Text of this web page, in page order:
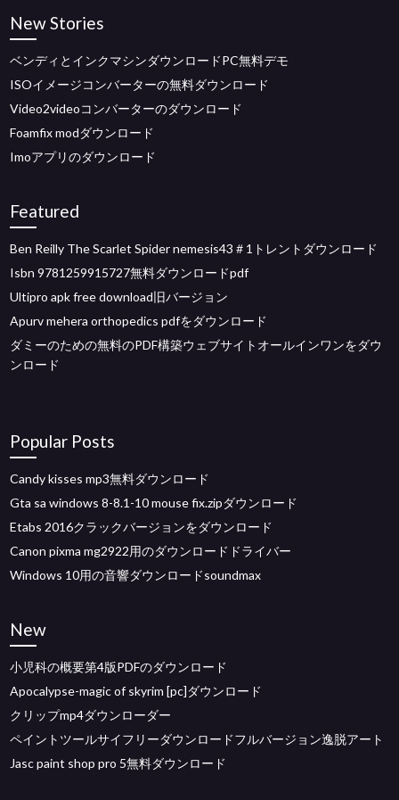
New Stories
ベンディとインクマシンダウンロードPC無料デモ
ISOイメージコンバーターの無料ダウンロード
Video2videoコンバーターのダウンロード
Foamfix modダウンロード
Imoアプリのダウンロード
Featured
Ben Reilly The Scarlet Spider nemesis43＃1トレントダウンロード
Isbn 9781259915727無料ダウンロードpdf
Ultipro apk free download旧バージョン
Apurv mehera orthopedics pdfをダウンロード
ダミーのための無料のPDF構築ウェブサイトオールインワンをダウ
ンロード
Popular Posts
Candy kisses mp3無料ダウンロード
Gta sa windows 8-8.1-10 mouse fix.zipダウンロード
Etabs 2016クラックバージョンをダウンロード
Canon pixma mg2922用のダウンロードドライバー
Windows 10用の音響ダウンロードsoundmax
New
小児科の概要第4版PDFのダウンロード
Apocalypse-magic of skyrim [pc]ダウンロード
クリップmp4ダウンローダー
ペイントツールサイフリーダウンロードフルバージョン逸脱アート
Jasc paint shop pro 5無料ダウンロード